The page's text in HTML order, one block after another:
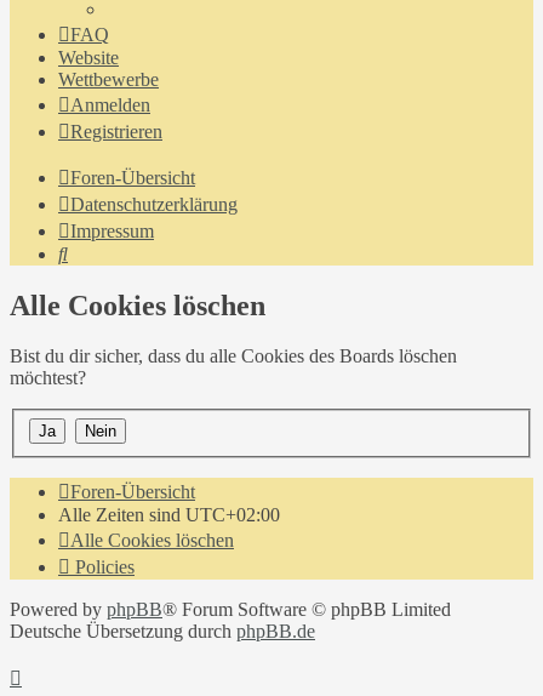
FAQ
Website
Wettbewerbe
Anmelden
Registrieren
Foren-Übersicht
Datenschutzerklärung
Impressum
Suche
Alle Cookies löschen
Bist du dir sicher, dass du alle Cookies des Boards löschen
möchtest?
Foren-Übersicht
Alle Zeiten sind UTC+02:00
Alle Cookies löschen
Policies
Powered by phpBB® Forum Software © phpBB Limited
Deutsche Übersetzung durch phpBB.de